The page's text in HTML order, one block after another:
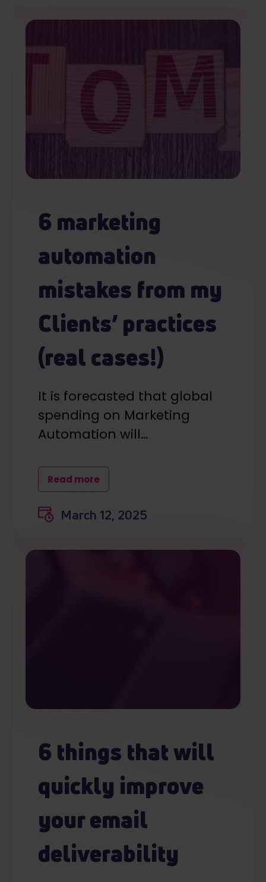
korzystania z ich usług.
6 marketing
automation
mistakes from my
Clients’ practices
(real cases!)
It is forecasted that global
spending on Marketing
Automation will…
Read more
March 12, 2025
6 things that will
quickly improve
your email
deliverability